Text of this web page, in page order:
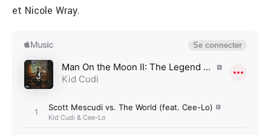
et Nicole Wray.